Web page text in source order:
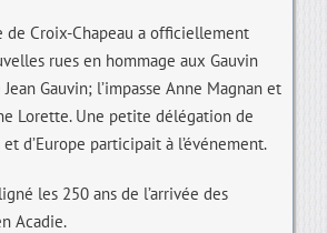
de Croix-Chapeau a officiellement
rues en hommage aux Gauvin
Gauvin; l’impasse Anne Magnan et
Lorette. Une petite délégation de
d’Europe participait à l’événement.
les 250 ans de l’arrivée des
Acadie.